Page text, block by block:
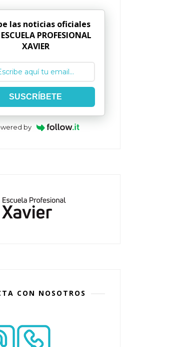
las noticias oficiales
PROFESIONAL
XAVIER
SUSCRÍBETE
by
CON NOSOTROS